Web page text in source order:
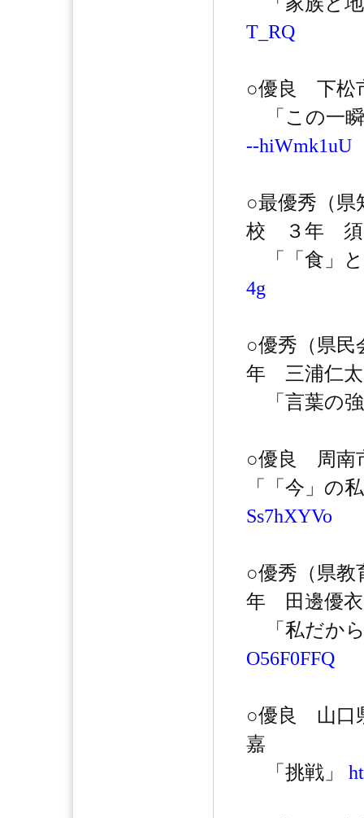
T_RQ
○優良 下松
「この一
--hiWmk1uU
○最優秀（県
校 ３年 須
「「食」
4g
○優秀（県
年 三浦仁太
「言葉の
○優良 周南
「「今」の
Ss7hXYVo
○優秀（県
年 田邊優衣
「私だか
O56F0FFQ
○優良 山口
嘉
「挑戦」